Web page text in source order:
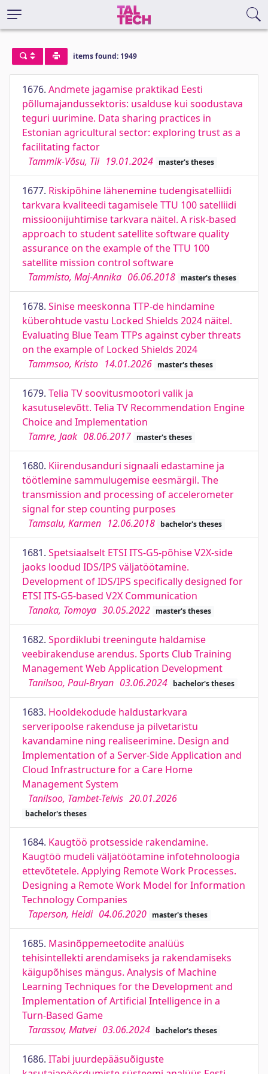
items found: 1949
1676. Andmete jagamise praktikad Eesti
põllumajandussektoris: usalduse kui soodustava
teguri uurimine. Data sharing practices in
Estonian agricultural sector: exploring trust as a
facilitating factor
Tammik-Võsu, Tii 19.01.2024 master's theses
1677. Riskipõhine lähenemine tudengisatelliidi
tarkvara kvaliteedi tagamisele TTU 100 satelliidi
missioonijuhtimise tarkvara näitel. A risk-based
approach to student satellite software quality
assurance on the example of the TTU 100
satellite mission control software
Tammisto, Maj-Annika 06.06.2018 master's theses
1678. Sinise meeskonna TTP-de hindamine
küberohtude vastu Locked Shields 2024 näitel.
Evaluating Blue Team TTPs against cyber threats
on the example of Locked Shields 2024
Tammsoo, Kristo 14.01.2026 master's theses
1679. Telia TV soovitusmootori valik ja
kasutuselevõtt. Telia TV Recommendation Engine
Choice and Implementation
Tamre, Jaak 08.06.2017 master's theses
1680. Kiirendusanduri signaali edastamine ja
töötlemine sammulugemise eesmärgil. The
transmission and processing of accelerometer
signal for step counting purposes
Tamsalu, Karmen 12.06.2018 bachelor's theses
1681. Spetsiaalselt ETSI ITS-G5-põhise V2X-side
jaoks loodud IDS/IPS väljatöötamine.
Development of IDS/IPS specifically designed for
ETSI ITS-G5-based V2X Communication
Tanaka, Tomoya 30.05.2022 master's theses
1682. Spordiklubi treeningute haldamise
veebirakenduse arendus. Sports Club Training
Management Web Application Development
Tanilsoo, Paul-Bryan 03.06.2024 bachelor's theses
1683. Hooldekodude haldustarkvara
serveripoolse rakenduse ja pilvetaristu
kavandamine ning realiseerimine. Design and
Implementation of a Server-Side Application and
Cloud Infrastructure for a Care Home
Management System
Tanilsoo, Tambet-Telvis 20.01.2026
bachelor's theses
1684. Kaugtöö protsesside rakendamine.
Kaugtöö mudeli väljatöötamine infotehnoloogia
ettevõtetele. Applying Remote Work Processes.
Designing a Remote Work Model for Information
Technology Companies
Taperson, Heidi 04.06.2020 master's theses
1685. Masinõppemeetodite analüüs
tehisintellekti arendamiseks ja rakendamiseks
käigupõhises mängus. Analysis of Machine
Learning Techniques for the Development and
Implementation of Artificial Intelligence in a
Turn-Based Game
Tarassov, Matvei 03.06.2024 bachelor's theses
1686. ITabi juurdepääsuõiguste